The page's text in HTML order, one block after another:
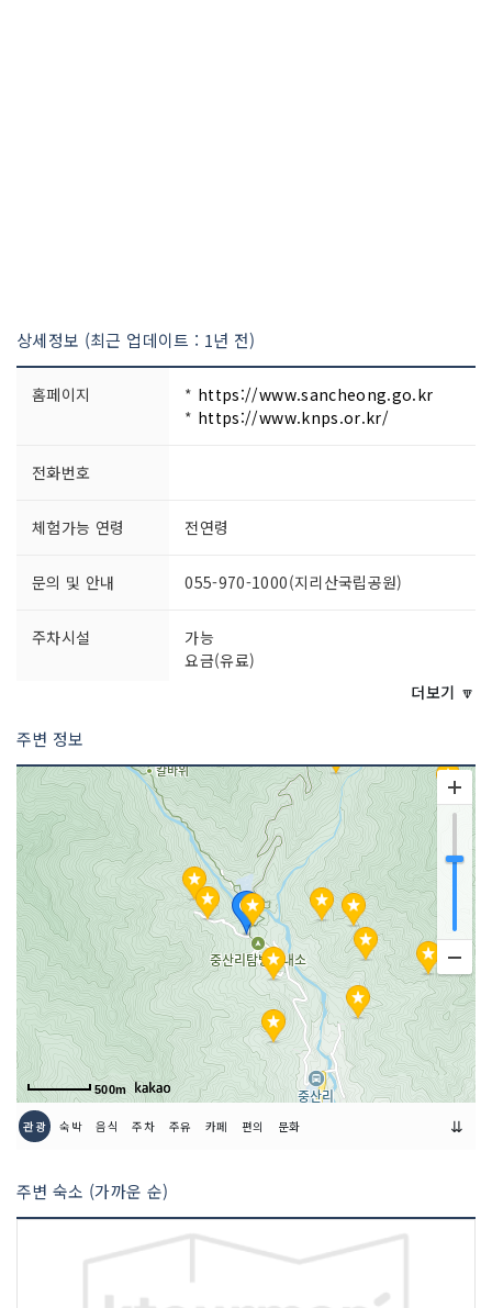
상세정보 (최근 업데이트 : 1년 전)
홈페이지 * https://www.sancheong.go.kr
* https://www.knps.or.kr/
전화번호
체험가능 연령 전연령
문의 및 안내 055-970-1000(지리산국립공원)
주차시설
가능
요금(유료)
더보기 🔽
주변 정보
500m
관광 숙박 음식 주차 주유 카페 편의 문화 ⇊
주변 숙소 (가까운 순)